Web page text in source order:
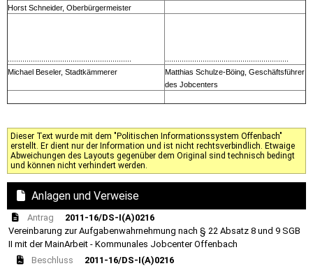
Horst Schneider, Oberbürgermeister
Michael Beseler, Stadtkämmerer
Matthias Schulze-Böing, Geschäftsführer
des Jobcenters
Dieser Text wurde mit dem "Politischen Informationssystem Offenbach"
erstellt. Er dient nur der Information und ist nicht rechtsverbindlich. Etwaige
Abweichungen des Layouts gegenüber dem Original sind technisch bedingt
und können nicht verhindert werden.
Anlagen und Verweise
Antrag
2011-16/DS-I(A)0216
Vereinbarung zur Aufgabenwahrnehmung nach § 22 Absatz 8 und 9 SGB
II mit der MainArbeit - Kommunales Jobcenter Offenbach
Beschluss
2011-16/DS-I(A)0216